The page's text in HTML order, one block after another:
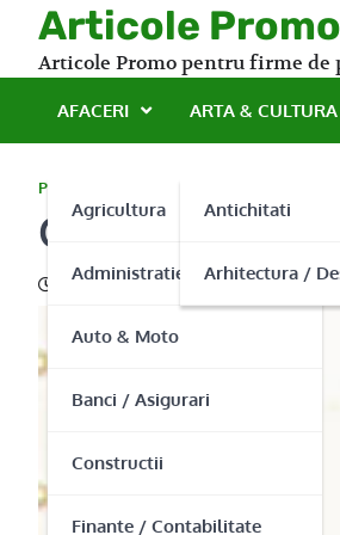
content
Articole
Articole Promo pentru firme de
AFACERI
Agricultura
Administratie Publica
Auto & Moto
Banci / Asigurari
Constructii
Finante / Contabilitate
ARTA & CULTURA
Antichitati
Arhitectura /
PROMO
Costume
10/06/2015